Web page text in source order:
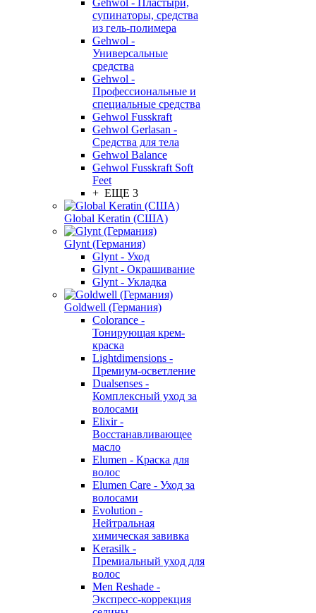
Gehwol - Пластыри,
супинаторы, средства
из гель-полимера
Gehwol -
Универсальные
средства
Gehwol -
Профессиональные и
специальные средства
Gehwol Fusskraft
Gehwol Gerlasan -
Средства для тела
Gehwol Balance
Gehwol Fusskraft Soft
Feet
+ ЕЩЕ 3
Global Keratin (США)
Glynt (Германия)
Glynt - Уход
Glynt - Окрашивание
Glynt - Укладка
Goldwell (Германия)
Colorance -
Тонирующая крем-
краска
Lightdimensions -
Премиум-осветление
Dualsenses -
Комплексный уход за
волосами
Elixir -
Восстанавливающее
масло
Elumen - Краска для
волос
Elumen Care - Уход за
волосами
Evolution -
Нейтральная
химическая завивка
Kerasilk -
Премиальный уход для
волос
Men Reshade -
Экспресс-коррекция